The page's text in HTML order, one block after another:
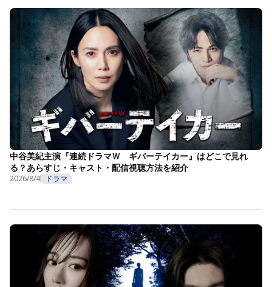
中谷美紀主演『連続ドラマＷ ギバーテイカー』はどこで見れ
る？あらすじ・キャスト・配信視聴方法を紹介
2026/8/4 ドラマ